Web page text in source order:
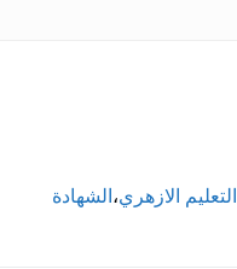
التعليم الازهري،الشهادة